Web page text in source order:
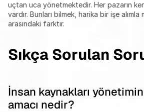
uçtan uca yönetmektedir. Her pazarın
vardır. Bunları bilmek, harika bir işe
arasındaki farktır.
Sıkça Sorulan
İnsan kaynakları
amacı nedir?